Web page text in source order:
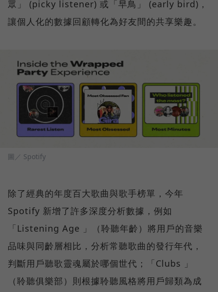
眾」 (picky listener) 或「早鳥」 (early bird)，
讓個人化的數據回顧轉化為好友間的共享樂趣。
圖／ Spotify
除了經典的年度百大歌曲與歌手榜單，今年
Spotify 新增了許多深度分析數據，例如
「Listening Age 」（聆聽年齡）將用戶的音樂
品味與同齡層相比，分析常聽歌曲的發行年代，
判斷用戶聽歌靈魂屬於哪個世代；「Clubs 」
（聆聽俱樂部）則根據聆聽風格將用戶歸類為成